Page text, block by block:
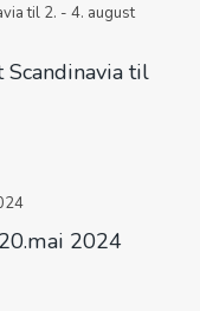
til
2024